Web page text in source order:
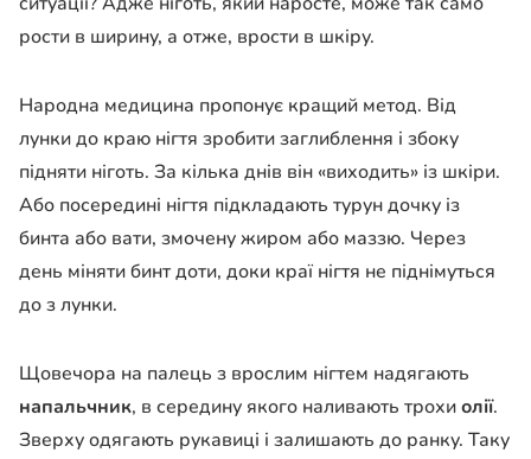
рости в ширину, а отже, врости в шкіру.
Народна медицина пропонує кращий метод. Від
лунки до краю нігтя зробити заглиблення і збоку
підняти ніготь. За кілька днів він «виходить» із шкіри.
Або посередині нігтя підкладають турун дочку із
бинта або вати, змочену жиром або маззю. Через
день міняти бинт доти, доки краї нігтя не піднімуться
до з лунки.
Щовечора на палець з врослим нігтем надягають
напальчник, в середину якого наливають трохиолії.
Зверху одягають рукавиці і залишають до ранку. Таку